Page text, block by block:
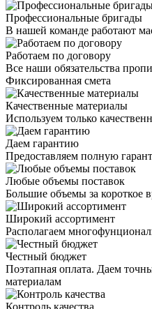
Профессиональные бригады
В нашей команде работают
Работаем по договору
Все наши обязательства
Фиксированная смета
Качественные материалы
Используем только
Даем гарантию
Предоставляем полную
Любые объемы поставок
Большие объемы за короткое
Широкий ассортимент
Располагаем
Честный бюджет
Поэтапная оплата. Даем
материалам